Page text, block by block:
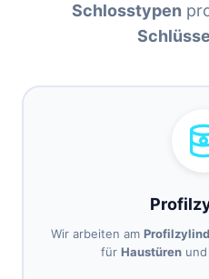
Schlosstypen
Wir arbeiten am
für Haustüren und